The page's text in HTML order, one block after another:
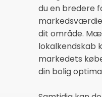
du en bredere
dit område.
lokalkendskab
markedets
din bolig